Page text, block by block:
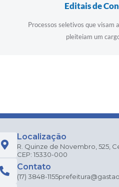
Editais de
Processos seletivos que visam
pleiteiam um
Localização
R. Quinze de Novembro, 525,
CEP: 15330-000
Contato
(17) 3848-1155